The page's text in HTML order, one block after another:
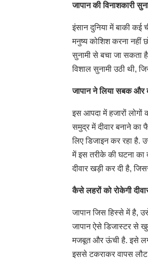
जापान की विनाशकारी
इंसान दुनिया में बाकी कई
मनुष्य कोशिश करना नहीं
सुनामी से बचा जा सकता
विशाल सुनामी उठी थी,
जापान ने लिया सबक और
इस आपदा में हजारों लोगों
समुद्र में दीवार बनाने का
लिए डिजाइन कर रहा है.
में इस तरीके की घटना का
दीवार खड़ी कर दी है,
कैसे लहरों को रोकेगी
जापान जिस हिस्से में है,
जापान ऐसे डिजास्टर से
मजबूत और ऊंची है. इसे
इससे टकराकर वापस लौट